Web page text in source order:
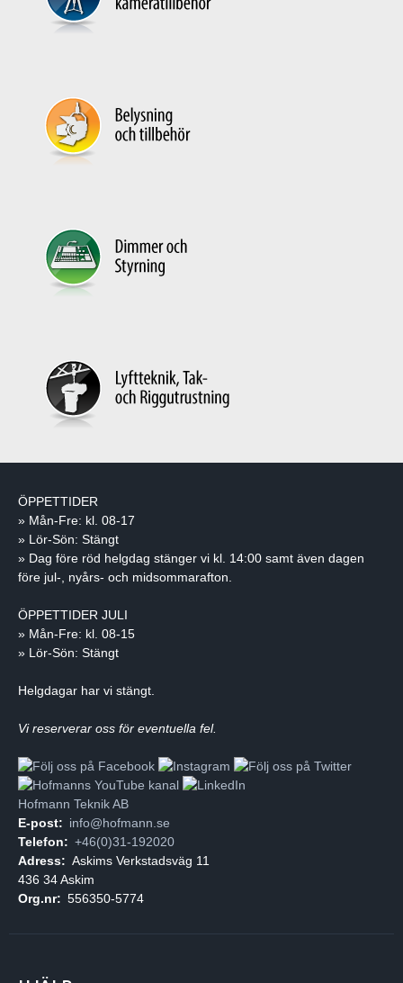
ÖPPETTIDER
» Mån-Fre: kl. 08-17
» Lör-Sön: Stängt
» Dag före röd helgdag stänger vi kl. 14:00 samt även dagen
före jul-, nyårs- och midsommarafton.
ÖPPETTIDER JULI
» Mån-Fre: kl. 08-15
» Lör-Sön: Stängt
Helgdagar har vi stängt.
Vi reserverar oss för eventuella fel.
Hofmann Teknik AB
E-post: info@hofmann.se
Telefon: +46(0)31-192020
Adress: Askims Verkstadsväg 11
436 34 Askim
Org.nr: 556350-5774